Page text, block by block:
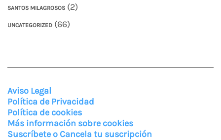
SANTOS MILAGROSOS (2)
UNCATEGORIZED (66)
Aviso Legal
Política de Privacidad
Política de cookies
Más información sobre cookies
Suscríbete o Cancela tu suscripción